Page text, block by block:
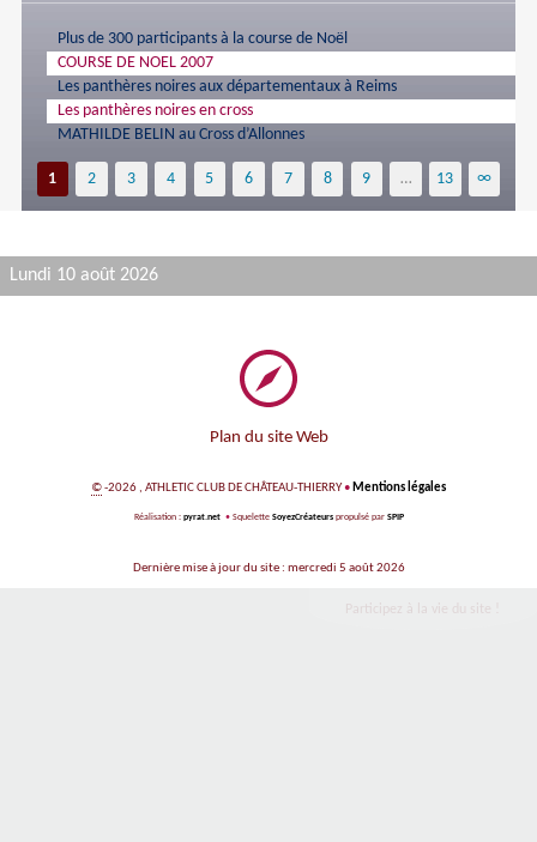
Plus de 300 participants à la course de Noël
COURSE DE NOEL 2007
Les panthères noires aux départementaux à Reims
Les panthères noires en cross
MATHILDE BELIN au Cross d’Allonnes
1 2 3 4 5 6 7 8 9 … 13 ∞
Lundi 10 août 2026
Plan du site Web
©-2026 , ATHLETIC CLUB DE CHÂTEAU-THIERRY• Mentions légales
Réalisation : pyrat.net •Squelette SoyezCréateurspropulsé par SPIP
Dernière mise à jour du site : mercredi 5 août 2026
Participez à la vie du site !